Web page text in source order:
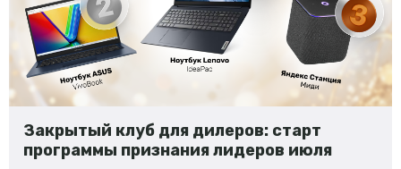
Закрытый клуб для дилеров: старт
программы признания лидеров июля